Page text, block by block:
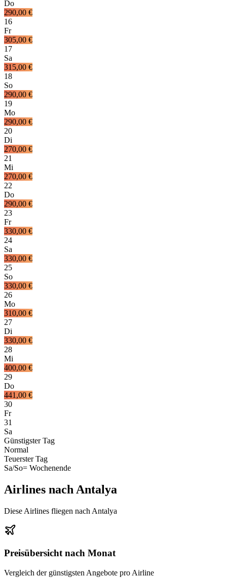
Do
290,00 €
16
Fr
305,00 €
17
Sa
315,00 €
18
So
290,00 €
19
Mo
290,00 €
20
Di
270,00 €
21
Mi
270,00 €
22
Do
290,00 €
23
Fr
330,00 €
24
Sa
330,00 €
25
So
330,00 €
26
Mo
310,00 €
27
Di
330,00 €
28
Mi
400,00 €
29
Do
441,00 €
30
Fr
31
Sa
Günstigster Tag
Normal
Teuerster Tag
Sa/So= Wochenende
Airlines nach Antalya
Diese Airlines fliegen nach Antalya
Preisübersicht nach Monat
Vergleich der günstigsten Angebote pro Airline